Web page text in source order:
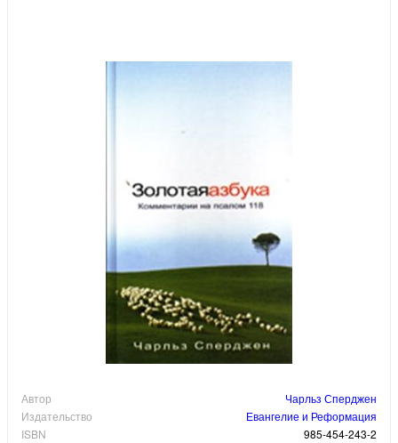
Автор
Чарльз Сперджен
Издательство
Евангелие и Реформация
ISBN
985-454-243-2